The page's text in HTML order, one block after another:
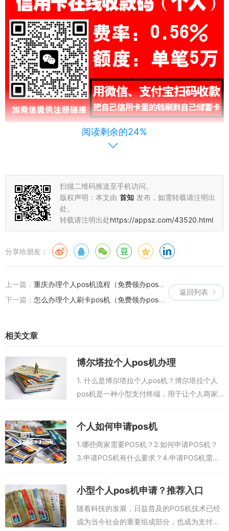
个人办POS机的使用灵活性很高，可以满足个人消费者的多种消费需
求，比如在商店内刷卡消费，网上支付，手机支付等，这使消费者在
支付时能够更加方便快捷。
2. 支付更安全：
个人办POS机的采用的是智能支付技术，确保每次支付的安全性，防
止刷卡诈骗，无需担心支付信息的泄露，可以让消费者安心支付。
3. 操作简单：
个人办POS机操作简单，有易操作的触摸屏，可以让消费者更快捷地
进行支付，刷卡支付也只需要简单的几步操作，而且还可以支持多种
支付方式，比如银行卡支付、微信支付、支付宝等。
阅读剩余的24%
扫描二维码推送至手机访问。
版权声明：本文由 首知 发布，如需转载请注明出
处。
转载请注明出处https://appsz.com/43520.html
分享给朋友：
返回列表
上一篇： 重庆办理个人pos机流程（免费领办pos机技巧推荐）
下一篇： 怎么办理个人刷卡pos机（免费领办pos机技巧推荐）
相关文章
博尔塔拉个人pos机办理
1. 什么是博尔塔拉个人pos机？博尔塔拉个人
pos机是一种小型支付终端，用于让个人商家
可以支持多种形式的支付，包括现金、信用
卡、借记卡、微信支付、支付宝支付和...
个人如何申请pos机
1.哪些商家需要POS机？2.如何申请POS机？
3.申请POS机有什么要求？4.申请POS机需要
机是一种支付系统，可以让消费者使用信用
卡、借记卡或其他电子...
小型个人pos机申请？推荐入口
随着科技的发展，日益普及的POS机技术已经
成为当今社会的重要组成部分，也成为支付系